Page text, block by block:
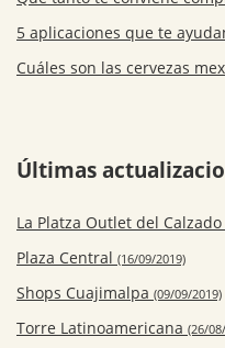
5 aplicaciones que te
Cuáles son las cervezas
Últimas
La Platza Outlet del Calzado
Plaza Central (16/09/2019)
Shops Cuajimalpa (09/09/2019)
Torre Latinoamericana (26/